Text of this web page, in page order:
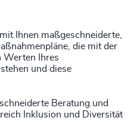
Ihnen maßgeschneiderte,
die mit der
Werten Ihres
und diese
Beratung und
Inklusion und Diversität